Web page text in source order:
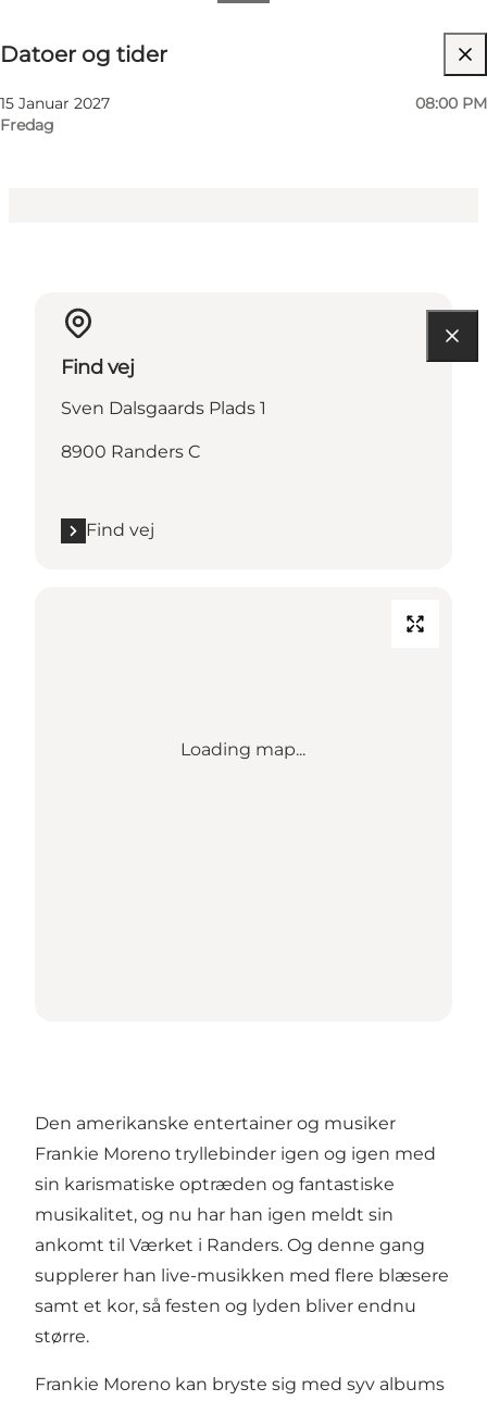
Datoer og tider
15 Januar 2027
Fredag
08:00 PM
Besøg hjemmeside
Find vej
Sven Dalsgaards Plads 1
8900 Randers C
Find vej
Loading map...
Den amerikanske entertainer og musiker
Frankie Moreno tryllebinder igen og igen med
sin karismatiske optræden og fantastiske
musikalitet, og nu har han igen meldt sin
ankomt til Værket i Randers. Og denne gang
supplerer han live-musikken med flere blæsere
samt et kor, så festen og lyden bliver endnu
større.
Frankie Moreno kan bryste sig med syv albums